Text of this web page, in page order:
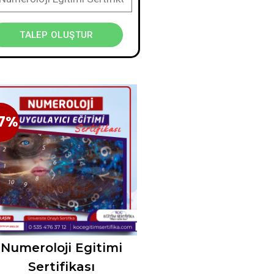
TALEP OLUŞTUR
Numeroloji Egitimi
Sertifikası